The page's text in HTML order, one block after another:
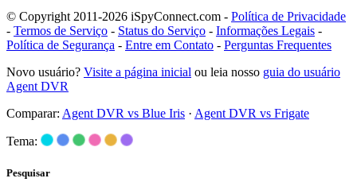
© Copyright 2011-2026 iSpyConnect.com - Política de Privacidade
- Termos de Serviço - Status do Serviço - Informações Legais -
Política de Segurança - Entre em Contato - Perguntas Frequentes
Novo usuário? Visite a página inicial ou leia nosso guia do usuário
Agent DVR
Comparar: Agent DVR vs Blue Iris · Agent DVR vs Frigate
Tema:
Pesquisar